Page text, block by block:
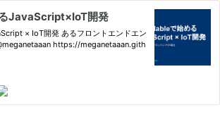
JavaScript×IoT開発
× IoT開発 あるフロントエンドエン
https://meganetaaan.gith